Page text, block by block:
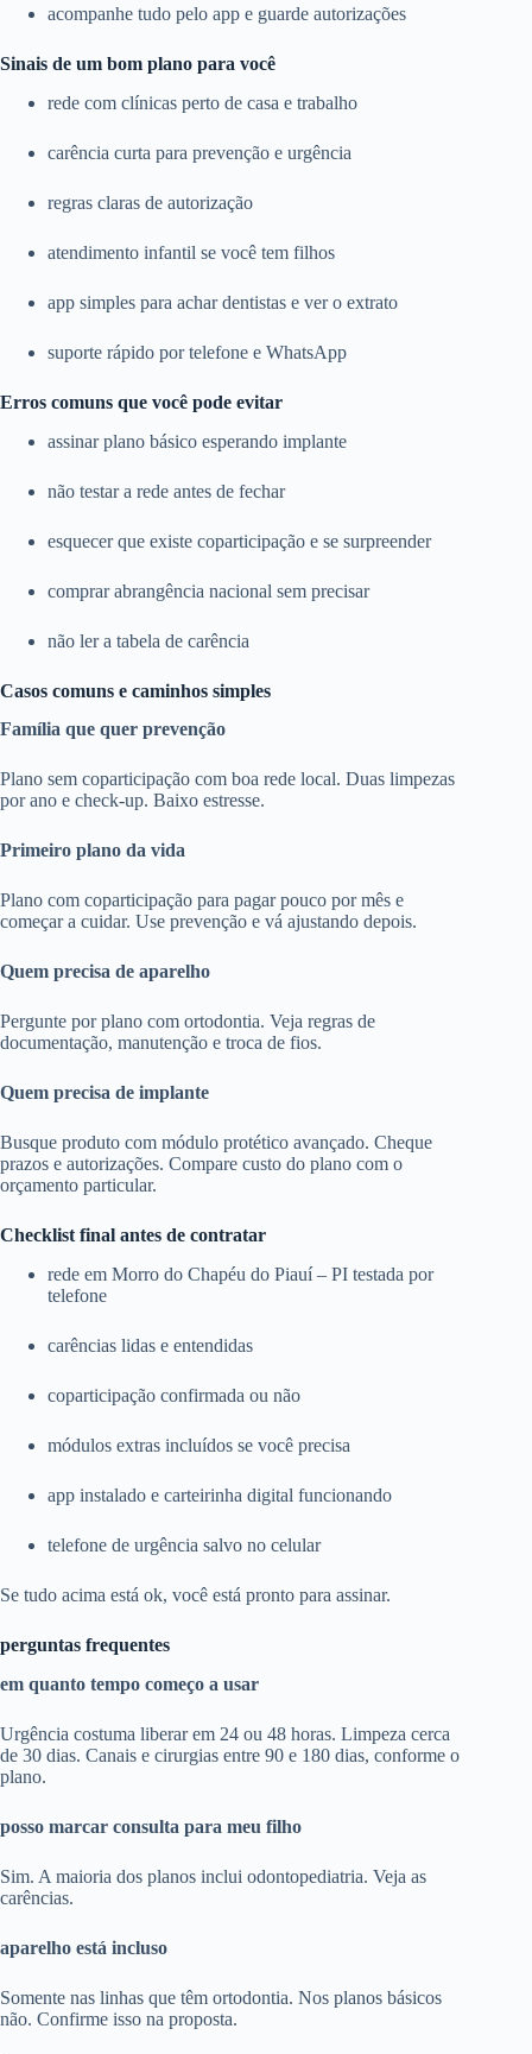
acompanhe tudo pelo app e guarde autorizações
Sinais de um bom plano para você
rede com clínicas perto de casa e trabalho
carência curta para prevenção e urgência
regras claras de autorização
atendimento infantil se você tem filhos
app simples para achar dentistas e ver o extrato
suporte rápido por telefone e WhatsApp
Erros comuns que você pode evitar
assinar plano básico esperando implante
não testar a rede antes de fechar
esquecer que existe coparticipação e se surpreender
comprar abrangência nacional sem precisar
não ler a tabela de carência
Casos comuns e caminhos simples
Família que quer prevenção
Plano sem coparticipação com boa rede local. Duas limpezas
por ano e check-up. Baixo estresse.
Primeiro plano da vida
Plano com coparticipação para pagar pouco por mês e
começar a cuidar. Use prevenção e vá ajustando depois.
Quem precisa de aparelho
Pergunte por plano com ortodontia. Veja regras de
documentação, manutenção e troca de fios.
Quem precisa de implante
Busque produto com módulo protético avançado. Cheque
prazos e autorizações. Compare custo do plano com o
orçamento particular.
Checklist final antes de contratar
rede em Morro do Chapéu do Piauí – PI testada por
telefone
carências lidas e entendidas
coparticipação confirmada ou não
módulos extras incluídos se você precisa
app instalado e carteirinha digital funcionando
telefone de urgência salvo no celular
Se tudo acima está ok, você está pronto para assinar.
perguntas frequentes
em quanto tempo começo a usar
Urgência costuma liberar em 24 ou 48 horas. Limpeza cerca
de 30 dias. Canais e cirurgias entre 90 e 180 dias, conforme o
plano.
posso marcar consulta para meu filho
Sim. A maioria dos planos inclui odontopediatria. Veja as
carências.
aparelho está incluso
Somente nas linhas que têm ortodontia. Nos planos básicos
não. Confirme isso na proposta.